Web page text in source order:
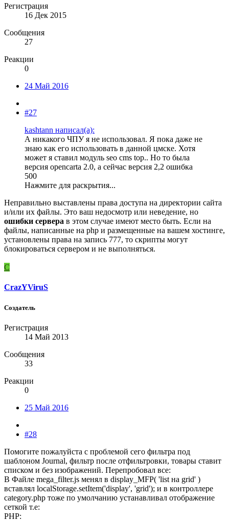
Регистрация
16 Дек 2015
Сообщения
27
Реакции
0
24 Май 2016
#27
kashtann написал(а):
А никакого ЧПУ я не использовал. Я пока даже не
знаю как его использовать в данной цмске. Хотя
может я ставил модуль seo cms top.. Но то была
версия opencarta 2.0, а сейчас версия 2,2 ошибка
500
Нажмите для раскрытия...
Неправильно выставлены права доступа на директории сайта
и/или их файлы. Это ваш недосмотр или неведение, но
ошибки сервера в этом случае имеют место быть. Если на
файлы, написанные на php и размещенные на вашем хостинге,
установлены права на запись 777, то скрипты могут
блокироваться сервером и не выполняться.
C
CrazYViruS
Создатель
Регистрация
14 Май 2013
Сообщения
33
Реакции
0
25 Май 2016
#28
Помогите пожалуйста с проблемой сего фильтра под
шаблоном Journal, фильтр после отфильтровки, товары ставит
списком и без изображений. Перепробовал все:
В Файле mega_filter.js менял в display_MFP( 'list на grid' )
вставлял localStorage.setItem('display', 'grid'); и в контроллере
category.php тоже по умолчанию устанавливал отображение
сеткой т.е:
PHP: